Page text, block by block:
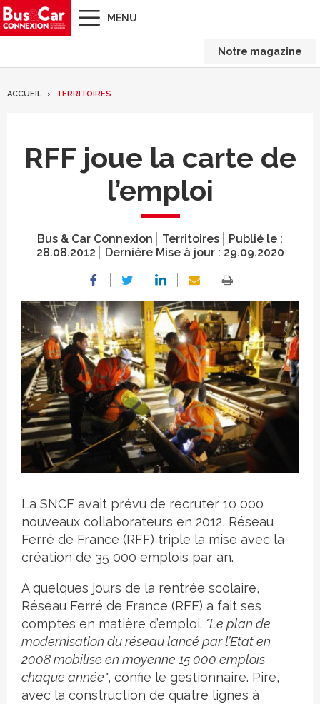
MENU
Notre magazine
ACCUEIL TERRITOIRES
RFF joue la carte de
l’emploi
Bus & Car Connexion Territoires
Publié le :
28.08.2012
Dernière Mise à jour : 29.09.2020
Crédit photo
La SNCF avait prévu de recruter 10 000
nouveaux collaborateurs en 2012, Réseau
Ferré de France (RFF) triple la mise avec la
création de 35 000 emplois par an.
A quelques jours de la rentrée scolaire,
Réseau Ferré de France (RFF) a fait ses
comptes en matière d’emploi. "Le plan de
modernisation du réseau lancé par l’Etat en
2008 mobilise en moyenne 15 000 emplois
chaque année", confie le gestionnaire. Pire,
avec la construction de quatre lignes à